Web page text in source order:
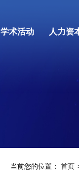
学术活动 人力资
当前您的位置： 首页